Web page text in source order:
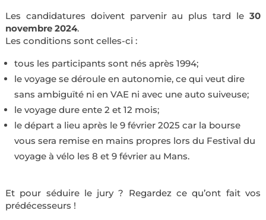
Les candidatures doivent parvenir au plus tard le30
novembre 2024.
Les conditions sont celles-ci :
tous les participants sont nés après 1994;
le voyage se déroule en autonomie, ce qui veut dire
sans ambiguïté ni en VAE ni avec une auto suiveuse;
le voyage dure ente 2 et 12 mois;
le départ a lieu après le 9 février 2025 car la bourse
vous sera remise en mains propres lors du Festival du
voyage à vélo les 8 et 9 février au Mans.
Et pour séduire le jury ? Regardez ce qu’ont fait vos
prédécesseurs !